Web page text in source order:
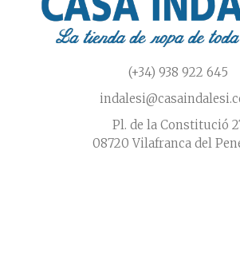
(+34) 938 922 645
Pl. de la Constitució
08720 Vilafranca del